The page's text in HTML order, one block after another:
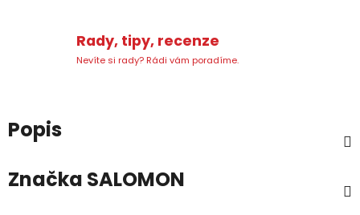
Rady, tipy, recenze
Nevíte si rady? Rádi vám poradíme.
Popis
Značka SALOMON